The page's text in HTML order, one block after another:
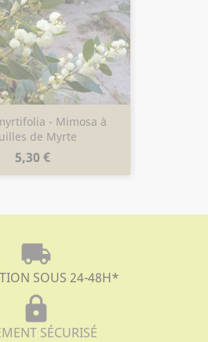
- Mimosa à
de Myrte
Prix
5,30 €
local_shipping
SOUS 24-48H*
lock
SÉCURISÉ